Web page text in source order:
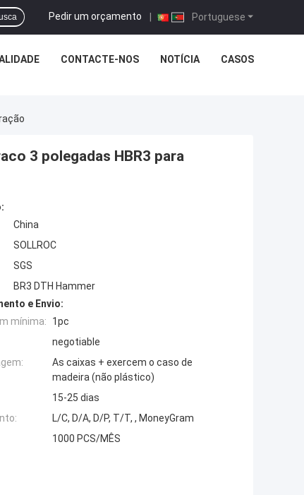
Portuguese
Pedir um orçamento |
CONTACTE-NOS NOTÍCIA CASOS
3 polegadas HBR3 para
China
SOLLROC
SGS
BR3 DTH Hammer
e Envio:
mínima:
1pc
negotiable
As caixas + exercem o caso de
madeira (não plástico)
15-25 dias
L/C, D/A, D/P, T/T, , MoneyGram
1000 PCS/MÊS